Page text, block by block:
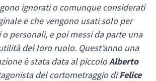
ignorati o comunque considerati
e che vengono usati solo per
personali, e poi messi da parte una
del loro ruolo. Quest’anno una
è stata data al piccoloAlberto
del cortometraggio diFelice